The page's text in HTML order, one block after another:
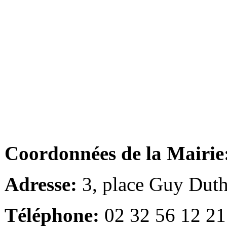
Coordonnées de la
Adresse: 3, place Guy
Téléphone: 02 32 56 12 21